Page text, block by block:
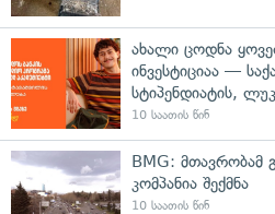
ახალი ცოდნა
ინვესტიციაა —
სტიპენდიატის,
10 საათის წინ
BMG: მთავრობამ
კომპანია შექმნა
10 საათის წინ